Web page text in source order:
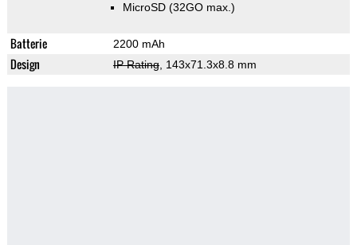
MicroSD (32GO max.)
Batterie 2200 mAh
Design IP Rating, 143x71.3x8.8 mm